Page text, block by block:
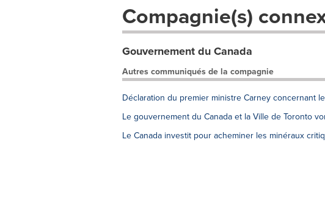
Compagnie(s)
Gouvernement du Canada
Autres communiqués de la compagnie
Déclaration du premier ministre Carney concernant
Le gouvernement du Canada et la Ville de Toronto
Le Canada investit pour acheminer les minéraux